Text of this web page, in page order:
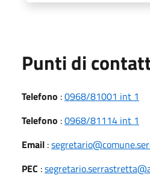
Punti di
Telefono :0968/81001 int 1
Telefono :0968/81114 int 1
Email :
PEC :